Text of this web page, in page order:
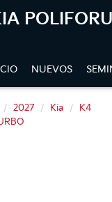
NUEVOS
2027 Kia
K4